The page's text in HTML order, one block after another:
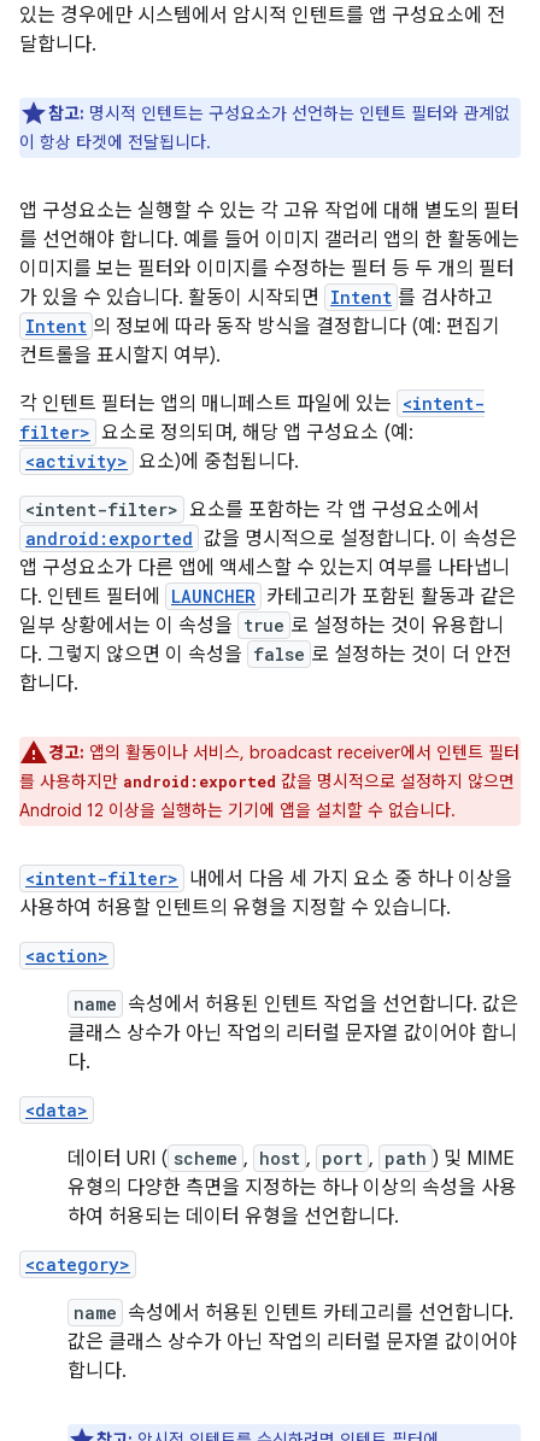
있는 경우에만 시스템에서 암시적 인텐트를 앱 구성요소에 전
달합니다.
참고: 명시적 인텐트는 구성요소가 선언하는 인텐트 필터와 관계없
이 항상 타겟에 전달됩니다.
앱 구성요소는 실행할 수 있는 각 고유 작업에 대해 별도의 필터
를 선언해야 합니다. 예를 들어 이미지 갤러리 앱의 한 활동에는
이미지를 보는 필터와 이미지를 수정하는 필터 등 두 개의 필터
가 있을 수 있습니다. 활동이 시작되면
Intent 를 검사하고
Intent 의 정보에 따라 동작 방식을 결정합니다 (예: 편집기
컨트롤을 표시할지 여부).
각 인텐트 필터는 앱의 매니페스트 파일에 있는 <intent-
filter> 요소로 정의되며, 해당 앱 구성요소 (예:
<activity> 요소)에 중첩됩니다.
<intent-filter> 요소를 포함하는 각 앱 구성요소에서
android:exported 값을 명시적으로 설정합니다. 이 속성은
앱 구성요소가 다른 앱에 액세스할 수 있는지 여부를 나타냅니
다. 인텐트 필터에
LAUNCHER 카테고리가 포함된 활동과 같은
일부 상황에서는 이 속성을 true 로 설정하는 것이 유용합니
다. 그렇지 않으면 이 속성을 false 로 설정하는 것이 더 안전
합니다.
경고: 앱의 활동이나 서비스, broadcast receiver에서 인텐트 필터
를 사용하지만 android:exported 값을 명시적으로 설정하지 않으면
Android 12 이상을 실행하는 기기에 앱을 설치할 수 없습니다.
<intent-filter> 내에서 다음 세 가지 요소 중 하나 이상을
사용하여 허용할 인텐트의 유형을 지정할 수 있습니다.
<action>
name 속성에서 허용된 인텐트 작업을 선언합니다. 값은
클래스 상수가 아닌 작업의 리터럴 문자열 값이어야 합니
다.
<data>
데이터 URI ( scheme , host , port , path ) 및 MIME
유형의 다양한 측면을 지정하는 하나 이상의 속성을 사용
하여 허용되는 데이터 유형을 선언합니다.
<category>
name 속성에서 허용된 인텐트 카테고리를 선언합니다.
값은 클래스 상수가 아닌 작업의 리터럴 문자열 값이어야
합니다.